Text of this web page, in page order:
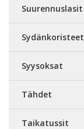
Suurennuslasit
Sydänkoristeet
Syysoksat
Tähdet
Taikatussit